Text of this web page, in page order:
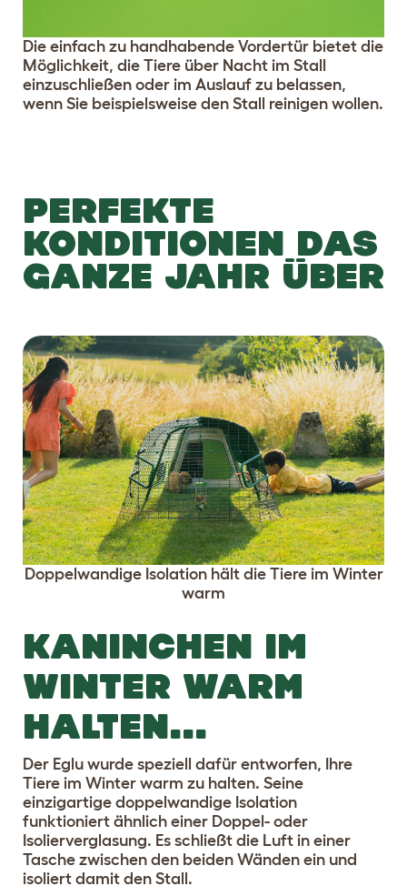
Die einfach zu handhabende Vordertür bietet die
Möglichkeit, die Tiere über Nacht im Stall
einzuschließen oder im Auslauf zu belassen,
wenn Sie beispielsweise den Stall reinigen wollen.
PERFEKTE
KONDITIONEN DAS
GANZE JAHR ÜBER
Doppelwandige Isolation hält die Tiere im Winter
warm
KANINCHEN IM
WINTER WARM
HALTEN...
Der Eglu wurde speziell dafür entworfen, Ihre
Tiere im Winter warm zu halten. Seine
einzigartige doppelwandige Isolation
funktioniert ähnlich einer Doppel- oder
Isolierverglasung. Es schließt die Luft in einer
Tasche zwischen den beiden Wänden ein und
isoliert damit den Stall.